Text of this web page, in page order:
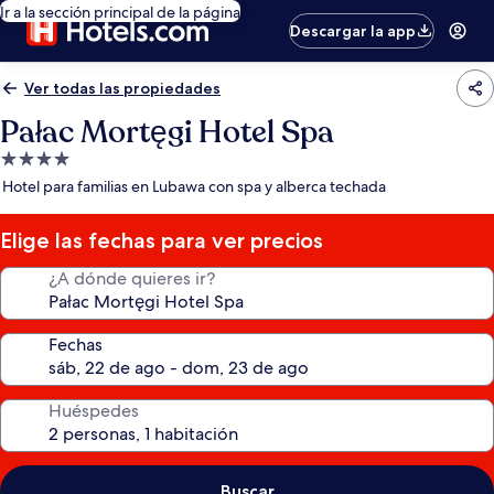
Ir a la sección principal de la página
Descargar la app
Ver todas las propiedades
Pałac Mortęgi Hotel Spa
Propiedad
de
estrellas
Hotel para familias en Lubawa con spa y alberca techada
Elige las fechas para ver precios
¿A dónde quieres ir?
Fechas
Huéspedes